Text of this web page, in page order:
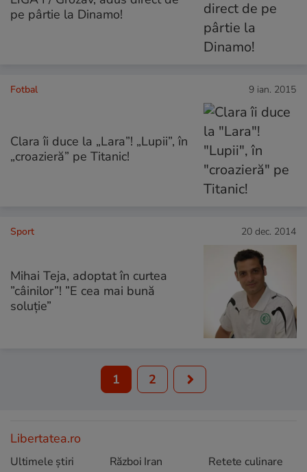
pe pârtie la Dinamo!
Fotbal 9 ian. 2015
Clara îi duce la „Lara”! „Lupii”, în
„croazieră” pe Titanic!
Sport 20 dec. 2014
Mihai Teja, adoptat în curtea
”câinilor”! ”E cea mai bună
soluţie”
1 2
Libertatea.ro
Ultimele știri
Război Iran
Retete culinare